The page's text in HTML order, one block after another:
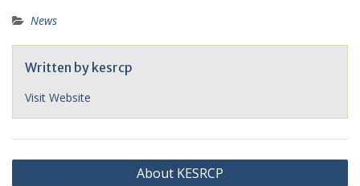
News
Written by kesrcp
Visit Website
Post
About KESRCP